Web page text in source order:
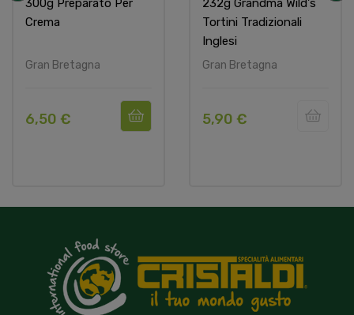
300g Preparato Per
Crema
Gran Bretagna
6,50 €
232g Grandma Wild's
Tortini Tradizionali
Inglesi
Gran Bretagna
5,90 €